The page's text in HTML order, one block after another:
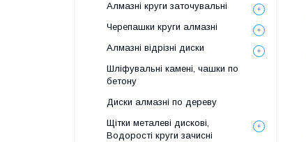
Алмазні круги заточувальні
Черепашки круги алмазні
Алмазні відрізні диски
Шліфувальні камені, чашки по
бетону
Диски алмазні по дереву
Щітки металеві дискові,
Водорості круги зачисні